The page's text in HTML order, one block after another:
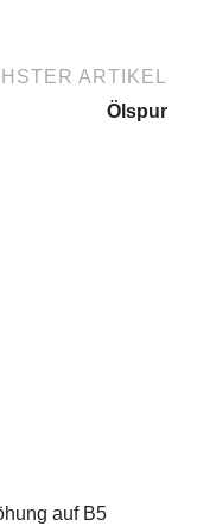
ARTIKEL
Ölspur
auf B5